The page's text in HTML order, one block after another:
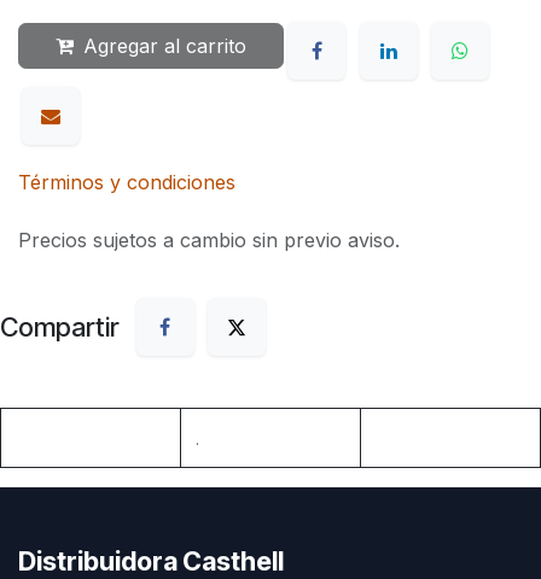
Agregar al carrito
Términos y condiciones
Precios sujetos a cambio sin previo aviso.
Compartir
.
Distribuidora Casthell